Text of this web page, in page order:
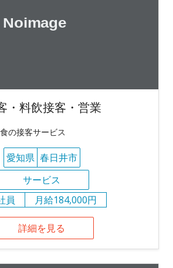
・料飲接客・営業
の接客サービス
愛知県 春日井市
サービス
員
月給184,000円
詳細を見る